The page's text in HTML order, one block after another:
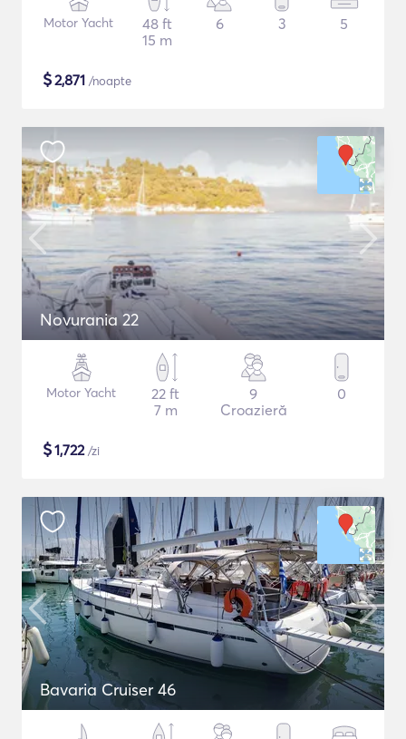
Motor Yacht
48 ft
15 m
6 3 5
$2,871 /noapte
Novurania 22
Motor Yacht
22 ft
7 m
9
Croazieră
0
$1,722/zi
Bavaria Cruiser 46